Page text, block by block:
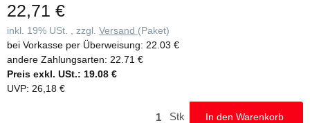
Muttern und Schraubenbolzen nur dann verwendet werden, wenn
deren Eignung am Ort der Verwendung der Leiter nachgewiesen
wurde. Sie sind entsprechend der vom Hersteller angegebenen,
am Verankerungspunkt der Leiter wirkenden Kraft auszuwählen. •
Dübel und Schrauben für die Wandbefestigung gehören nicht zum
Lieferumfang. Bitte informieren Sie sich bei renommierten
Dübelanbietern.
22,71 €
inkl. 19% USt. , zzgl. Versand (Paket)
bei Vorkasse per Überweisung: 22.03 €
andere Zahlungsarten: 22.71 €
Preis exkl. USt.: 19.08 €
UVP: 26,18 €
Stk In den Warenkorb